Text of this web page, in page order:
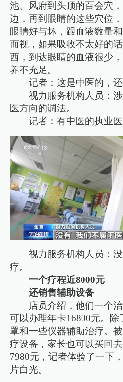
池、风府到头顶的百会穴
边，再到眼睛的这些穴位
眼睛好与坏，跟血液数量
而视，如果吸收不太好的
西，到达眼睛的血液很少
养不充足。
记者：这是中医的，
视力服务机构人员：
医方向的调法。
记者：有中医的执业
视力服务机构人员：
疗。
一个疗程近8000元
还销售辅助设备
店员介绍，他们一个
可以办理年卡16800元。
罩和一些仪器辅助治疗。
疗设备，家长也可以买回
7980元，记者体验了一下
片白光。